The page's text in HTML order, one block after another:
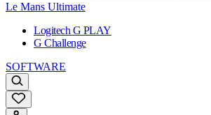
Le Mans Ultimate
Logitech G PLAY
G Challenge
SOFTWARE